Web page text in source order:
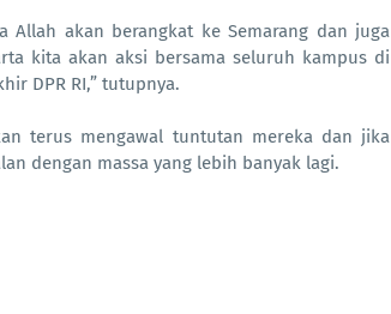
Allah akan berangkat ke Semarang dan juga
kita akan aksi bersama seluruh kampus di
DPR RI,” tutupnya.
terus mengawal tuntutan mereka dan jika
dengan massa yang lebih banyak lagi.